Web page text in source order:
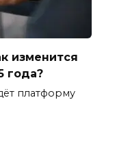
изменится
года?
платформу